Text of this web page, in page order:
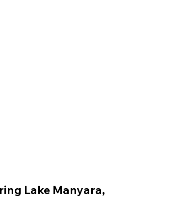
Lake Manyara,